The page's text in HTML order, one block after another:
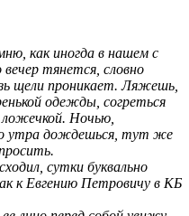
как иногда в нашем с
тянется, словно
щели проникает. Ляжешь,
одежды, согреться
Ночью,
утра дождешься, тут же
сутки буквально
к Евгению Петровичу в КБ